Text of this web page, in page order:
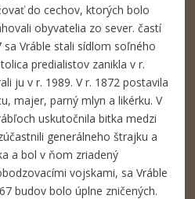
do cechov, ktorých bolo
obyvatelia zo sever. častí
Vráble stali sídlom soľného
predialistov zanikla v r.
ju v r. 1989. V r. 1872 postavila
majer, parný mlyn a likérku. V
uskutočnila bitka medzi
generálneho štrajku a
a bol v ňom zriadený
vojskami, sa Vráble
budov bolo úplne zničených.